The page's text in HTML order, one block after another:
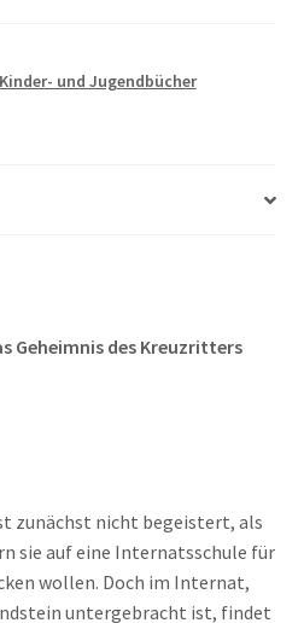
Kinder- und Jugendbücher
Geheimnis des Kreuzritters
zunächst nicht begeistert, als
sie auf eine Internatsschule für
wollen. Doch im Internat,
untergebracht ist, findet